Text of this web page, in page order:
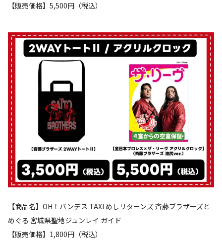
【販売価格】5,500円（税込）
【商品名】OH！バンデス TAXI めしリターンズ 斉藤ブラザーズと
めぐる 宮城県聖地ジュンレイ ガイド
【販売価格】1,800円（税込）